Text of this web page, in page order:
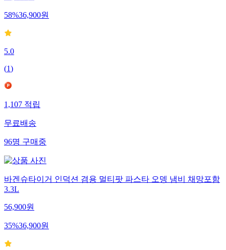
58%36,900원
5.0
(1)
1,107적립
무료배송
96명구매중
바겐슈타이거 인덕션 겸용 멀티팟 파스타 오뎅 냄비 채망포함
3.3L
56,900원
35%36,900원